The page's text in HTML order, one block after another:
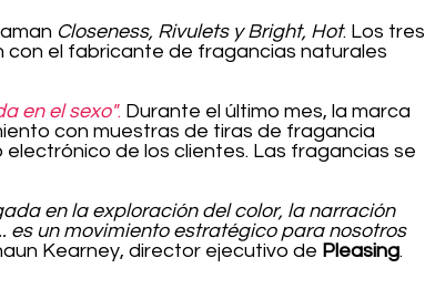
Closeness, Rivulets y Bright, Hot. Los tres
el fabricante de fragancias naturales
en el sexo". Durante el último mes, la marca
con muestras de tiras de fragancia
de los clientes. Las fragancias se
en la exploración del color, la narración
es un movimiento estratégico para nosotros
Kearney, director ejecutivo de Pleasing.